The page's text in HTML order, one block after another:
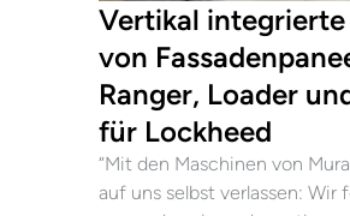
Vertikal
von
Ranger, Loader
für Lockheed
“Mit den Maschinen von
auf uns selbst verlassen: Wir